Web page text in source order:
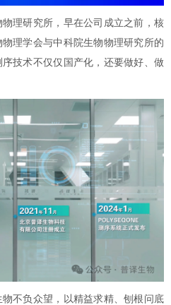
理研究所，早在公司成立之前，核
理学会与中科院生物物理研究所的
技术不仅仅国产化，还要做好、做
不负众望，以精益求精、刨根问底